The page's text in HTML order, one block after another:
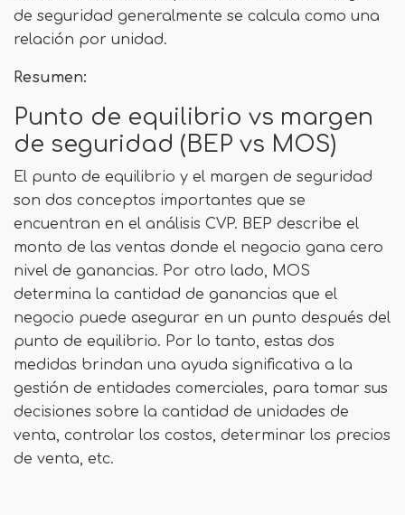
de seguridad generalmente se calcula como una
relación por unidad.
Resumen:
Punto de equilibrio vs margen
de seguridad (BEP vs MOS)
El punto de equilibrio y el margen de seguridad
son dos conceptos importantes que se
encuentran en el análisis CVP. BEP describe el
monto de las ventas donde el negocio gana cero
nivel de ganancias. Por otro lado, MOS
determina la cantidad de ganancias que el
negocio puede asegurar en un punto después del
punto de equilibrio. Por lo tanto, estas dos
medidas brindan una ayuda significativa a la
gestión de entidades comerciales, para tomar sus
decisiones sobre la cantidad de unidades de
venta, controlar los costos, determinar los precios
de venta, etc.